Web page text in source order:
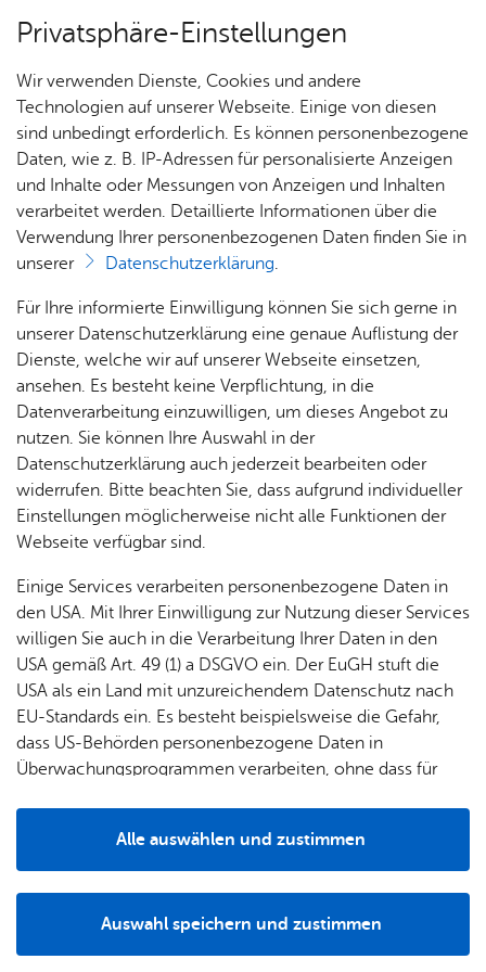
Heute
Start­sei­te
Alle Ter­mi­ne
Erweiterte Suche
Fil­ter lö­schen
Mitt­woch, 17. Juni 2026 – Frei­tag, 11. Sep­tem­ber 2026
, Stadt­ar­chiv
mit Bo­den­see­bi­blio­thek
Aus­stel­lung „Psych­ia­trie und Na­tio­nal­so­zia­lis­mus
im deut­schen Süd­wes­ten“
Aus­stel­lun­gen & Vor­trä­ge,Er­in­ne­rungs­kul­tur
Sonn­tag, 05. Juli 2026 – Sonn­tag, 28. März 2027,12:00
Aus­stel­lungs­füh­rung "Ge­fühl­te Wahr­hei­ten. Zep­
pe­line und Na­tio­nal­so­zia­lis­mus"
Aus­stel­lun­gen & Vor­trä­ge,Füh­run­gen & Tou­ren,Er­in­ne­rungs­kul­tur
Diens­tag, 11. Au­gust 2026 , 15:00 Uhr 15:45 Uhr
Privatsphäre-Einstellungen
Wir verwenden Dienste, Cookies und andere
Technologien auf unserer Webseite. Einige von diesen
sind unbedingt erforderlich. Es können personenbezogene
Daten, wie z. B. IP-Adressen für personalisierte Anzeigen
und Inhalte oder Messungen von Anzeigen und Inhalten
verarbeitet werden. Detaillierte Informationen über die
Verwendung Ihrer personenbezogenen Daten finden Sie in
unserer
Datenschutzerklärung.
Für Ihre informierte Einwilligung können Sie sich gerne in
unserer Datenschutzerklärung eine genaue Auflistung der
Dienste, welche wir auf unserer Webseite einsetzen,
ansehen. Es besteht keine Verpflichtung, in die
Datenverarbeitung einzuwilligen, um dieses Angebot zu
nutzen. Sie können Ihre Auswahl in der
Datenschutzerklärung auch jederzeit bearbeiten oder
widerrufen. Bitte beachten Sie, dass aufgrund individueller
Einstellungen möglicherweise nicht alle Funktionen der
Webseite verfügbar sind.
Einige Services verarbeiten personenbezogene Daten in
den USA. Mit Ihrer Einwilligung zur Nutzung dieser Services
willigen Sie auch in die Verarbeitung Ihrer Daten in den
USA gemäß Art. 49 (1) a DSGVO ein. Der EuGH stuft die
USA als ein Land mit unzureichendem Datenschutz nach
EU-Standards ein. Es besteht beispielsweise die Gefahr,
dass US-Behörden personenbezogene Daten in
Überwachungsprogrammen verarbeiten, ohne dass für
Auswahl speichern und zustimmen
Alle auswählen und zustimmen